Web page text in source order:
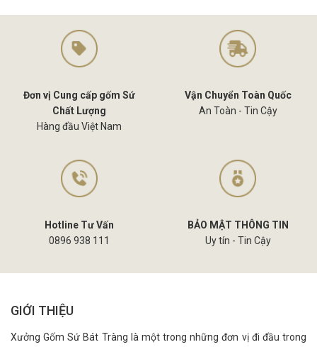
Đơn vị Cung cấp gốm Sứ
Chất Lượng
Hàng đầu Việt Nam
Vận Chuyển Toàn Quốc
An Toàn - Tin Cậy
Hotline Tư Vấn
0896 938 111
BẢO MẬT THÔNG TIN
Uy tín - Tin Cậy
GIỚI THIỆU
Xưởng Gốm Sứ Bát Tràng là một trong những đơn vị đi đầu trong